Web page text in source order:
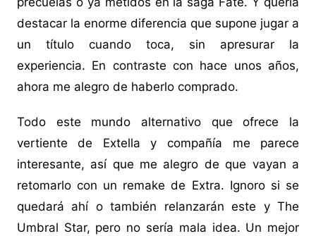
destacar la enorme diferencia que supone jugar a
un título cuando toca, sin apresurar la
experiencia. En contraste con hace unos años,
ahora me alegro de haberlo comprado.
Todo este mundo alternativo que ofrece la
vertiente de Extella y compañía me parece
interesante, así que me alegro de que vayan a
retomarlo con un remake de Extra. Ignoro si se
quedará ahí o también relanzarán este y The
Umbral Star, pero no sería mala idea. Un mejor